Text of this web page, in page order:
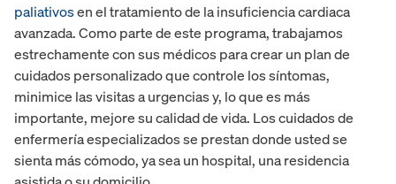
paliativosen el tratamiento de la insuficiencia cardiaca
avanzada. Como parte de este programa, trabajamos
estrechamente con sus médicos para crear un plan de
cuidados personalizado que controle los síntomas,
minimice las visitas a urgencias y, lo que es más
importante, mejore su calidad de vida. Los cuidados de
enfermería especializados se prestan donde usted se
sienta más cómodo, ya sea un hospital, una residencia